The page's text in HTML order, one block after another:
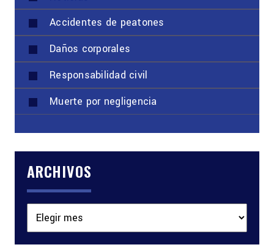
Accidentes de peatones
Daños corporales
Responsabilidad civil
Muerte por negligencia
ARCHIVOS